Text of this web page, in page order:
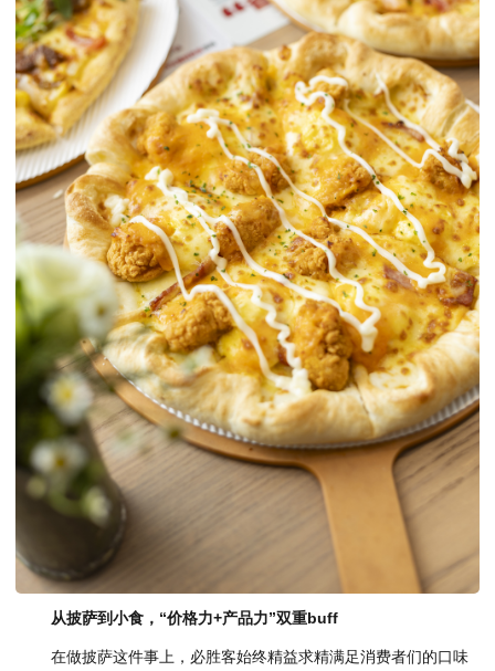
从披萨到小食，“价格力+产品力”双重buff
在做披萨这件事上，必胜客始终精益求精满足消费者们的口味